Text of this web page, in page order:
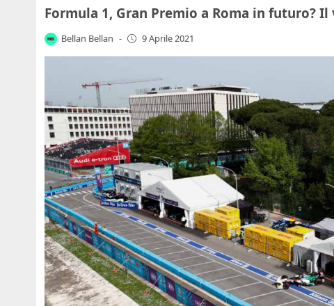
Formula 1, Gran Premio a Roma in futuro?
Bellan Bellan - 9 Aprile 2021